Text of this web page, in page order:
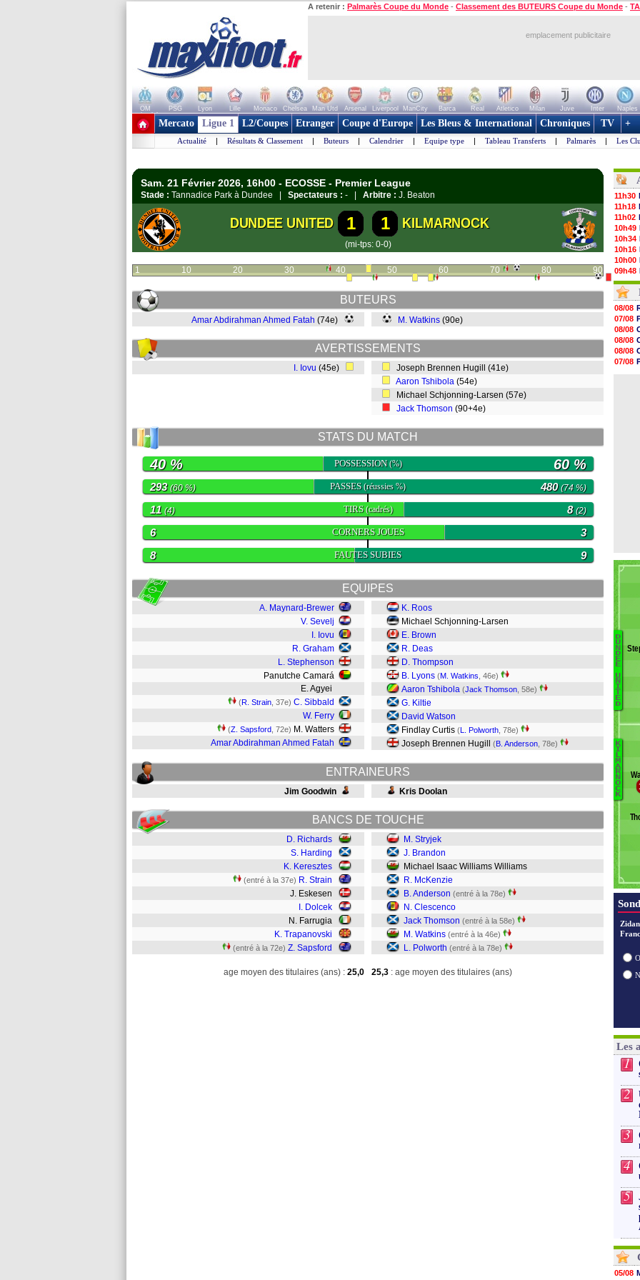
A retenir : Palmarès Coupe du Monde - Classement des BUTEURS Coupe du Monde -
emplacement publicitaire
OM PSG Lyon Lille Monaco Chelsea Man Utd Arsenal Liverpool ManCity Barca Real Atletico Milan Juve Inter Naples
+ de clubs
Mercato Ligue 1 L2/Coupes Etranger Coupe d'Europe Les Bleus & International Chroniques TV +
Actualité | Résultats & Classement | Buteurs | Calendrier | Equipe type | Tableau Transferts | Palmarès | Les
Sam. 21 Février 2026, 16h00 - ECOSSE - Premier League
Stade : Tannadice Park à Dundee | Spectateurs : - | Arbitre : J. Beaton
DUNDEE UNITED 1 1 KILMARNOCK
(mi-tps: 0-0)
1 10 20 30 40 50 60 70 80 90
BUTEURS
Amar Abdirahman Ahmed Fatah (74e) M. Watkins (90e)
AVERTISSEMENTS
I. Iovu (45e)
Joseph Brennen Hugill (41e)
Aaron Tshibola (54e)
Michael Schjonning-Larsen (57e)
Jack Thomson (90+4e)
STATS DU MATCH
POSSESSION(%)
40 % 60 %
PASSES(réussies %)
293(60 %) 480(74 %)
TIRS(cadrés)
11 (4) 8(2)
CORNERS JOUES
6 3
FAUTES SUBIES
8 9
EQUIPES
A. Maynard-Brewer
V. Sevelj
I. Iovu
R. Graham
L. Stephenson
Panutche Camará
E. Agyei
(R. Strain , 37e) C. Sibbald
W. Ferry
(Z. Sapsford , 72e) M. Watters
Amar Abdirahman Ahmed Fatah
K. Roos
Michael Schjonning-Larsen
E. Brown
R. Deas
D. Thompson
B. Lyons (M. Watkins , 46e)
Aaron Tshibola (Jack Thomson , 58e)
G. Kiltie
David Watson
Findlay Curtis (L. Polworth , 78e)
Joseph Brennen Hugill (B. Anderson , 78e)
ENTRAINEURS
Jim Goodwin Kris Doolan
BANCS DE TOUCHE
D. Richards
S. Harding
K. Keresztes
(entré à la 37e) R. Strain
J. Eskesen
I. Dolcek
N. Farrugia
K. Trapanovski
(entré à la 72e) Z. Sapsford
M. Stryjek
J. Brandon
Michael Isaac Williams Williams
R. McKenzie
B. Anderson (entré à la 78e)
N. Clescenco
Jack Thomson (entré à la 58e)
M. Watkins (entré à la 46e)
L. Polworth (entré à la 78e)
age moyen des titulaires (ans) : 25,0 25,3 : age moyen des titulaires (ans)
11h30
11h18
11h02
10h49
10h34
10h16
10h00
09h48
09h25
09h10
08h52
08/08
08/08
08/08
08/08
08/08
08/08
08/08
07/08
08/08
08/08
08/08
07/08
D
U
N
D
E
E
U
N
I
T
E
D
K
I
L
M
A
R
N
O
C
K
Les
1
2
3
4
5
05/08